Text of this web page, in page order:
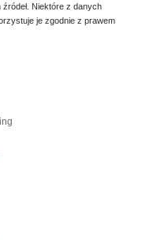
Niektóre z danych
je zgodnie z prawem